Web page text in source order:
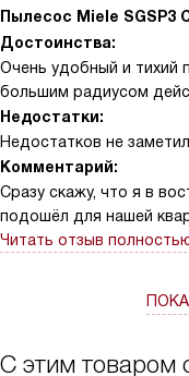
Пылесос Miele SGSP3
Достоинства:
Очень удобный и тихий
большим радиусом
Недостатки:
Недостатков не
Комментарий:
Сразу скажу, что я в
подошёл для нашей
позволяют свободно
уборка не
царапают пол, что для
Читать отзыв
С этим товаром